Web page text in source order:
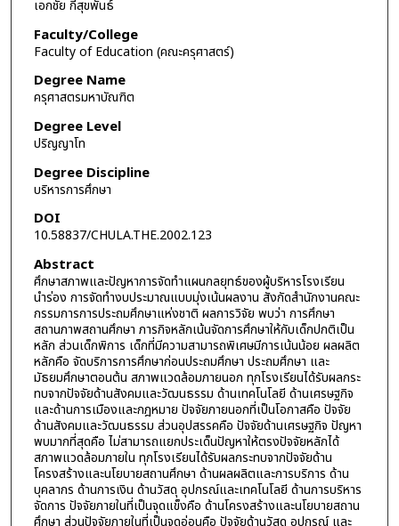
เอกชัย กี่สุขพันธ์
Faculty/College
Faculty of Education (คณะครุศาสตร์)
Degree Name
ครุศาสตรมหาบัณฑิต
Degree Level
ปริญญาโท
Degree Discipline
บริหารการศึกษา
DOI
10.58837/CHULA.THE.2002.123
Abstract
ศึกษาสภาพและปัญหาการจัดทำแผนกลยุทธ์ของผู้บริหารโรงเรียน
นำร่อง การจัดทำงบประมาณแบบมุ่งเน้นผลงาน สังกัดสำนักงานคณะ
กรรมการการประถมศึกษาแห่งชาติ ผลการวิจัย พบว่า การศึกษา
สถานภาพสถานศึกษา ภารกิจหลักเน้นจัดการศึกษาให้กับเด็กปกติเป็น
หลัก ส่วนเด็กพิการ เด็กที่มีความสามารถพิเศษมีการเน้นน้อย ผลผลิต
หลักคือ จัดบริการการศึกษาก่อนประถมศึกษา ประถมศึกษา และ
มัธยมศึกษาตอนต้น สภาพแวดล้อมภายนอก ทุกโรงเรียนได้รับผลกระ
ทบจากปัจจัยด้านสังคมและวัฒนธรรม ด้านเทคโนโลยี ด้านเศรษฐกิจ
และด้านการเมืองและกฎหมาย ปัจจัยภายนอกที่เป็นโอกาสคือ ปัจจัย
ด้านสังคมและวัฒนธรรม ส่วนอุปสรรคคือ ปัจจัยด้านเศรษฐกิจ ปัญหา
พบมากที่สุดคือ ไม่สามารถแยกประเด็นปัญหาให้ตรงปัจจัยหลักได้
สภาพแวดล้อมภายใน ทุกโรงเรียนได้รับผลกระทบจากปัจจัยด้าน
โครงสร้างและนโยบายสถานศึกษา ด้านผลผลิตและการบริการ ด้าน
บุคลากร ด้านการเงิน ด้านวัสดุ อุปกรณ์และเทคโนโลยี ด้านการบริหาร
จัดการ ปัจจัยภายในที่เป็นจุดแข็งคือ ด้านโครงสร้างและนโยบายสถาน
ศึกษา ส่วนปัจจัยภายในที่เป็นจุดอ่อนคือ ปัจจัยด้านวัสดุ อุปกรณ์ และ